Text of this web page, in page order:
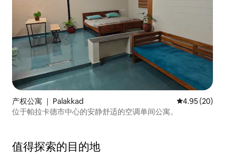
产权公寓 ｜ Palakkad 平均评分
4.95 (20)
位于帕拉卡德市中心的安静舒适的空调单间公寓。
值得探索的目的地